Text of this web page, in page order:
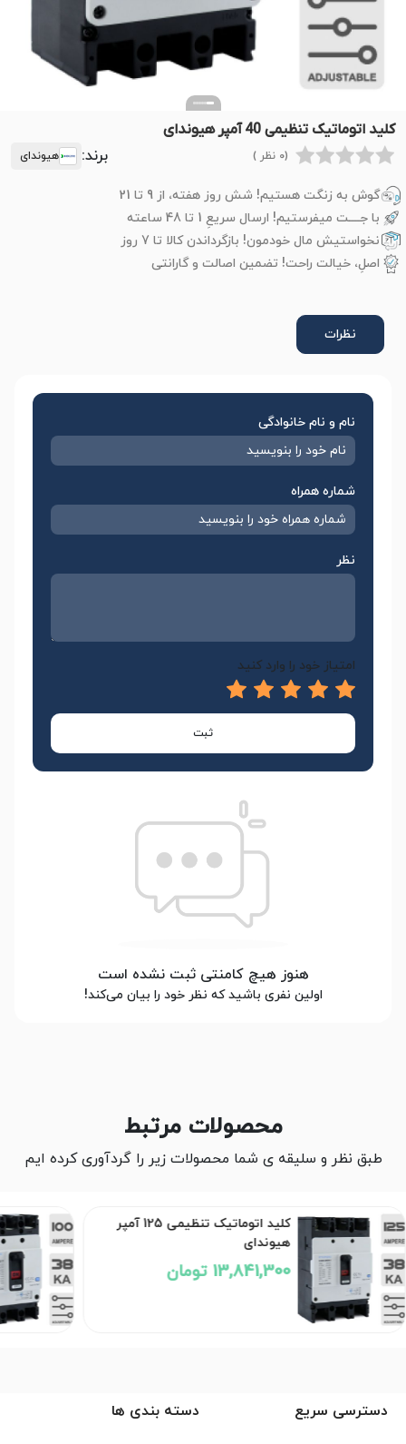
کلید اتوماتیک تنظیمی 40 آمپر هیوندای
(0 نظر ) برند: هیوندای
گوش به زنگت هستیم! شش روز هفته، از 9 تا 21
با جــــت میفرستیم! ارسال سریعِ 1 تا 48 ساعته
نخواستیش مال خودمون! بازگرداندن کالا تا 7 روز
اصلِ، خیالت راحت! تضمین اصالت و گارانتی
نظرات
نام و نام خانوادگی
شماره همراه
نظر
امتیاز خود را وارد کنید
ثبت
هنوز هیچ کامنتی ثبت نشده است
اولین نفری باشید که نظر خود را بیان می‌کند!
محصولات مرتبط
طبق نظر و سلیقه ی شما محصولات زیر را گردآوری کرده ایم
کلید اتوماتیک تنظیمی 125 آمپر
هیوندای
13,841,300 تومان
دسترسی سریع دسته بندی ها